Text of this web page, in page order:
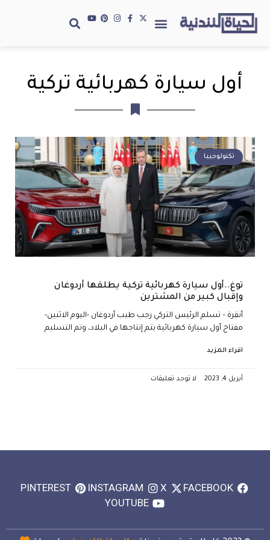
أول سيارة كهربائية تركية
تكنولوجييا
توغ..أول سيارة كهربائية تركية يطلقها أردوغان
وإقبال كبير من المشترين
أنقرة – تسلم الرئيس التركي رجب طيب أردوغان -اليوم الاثنين-
مفتاح أول سيارة كهربائية يتم إنتاجها في البلاد، وتم التسليم
اقراء المزيد
أبريل 4, 2023 لا توجد تعليقات
FACEBOOK
X
INSTAGRAM
PINTEREST
YOUTUBE